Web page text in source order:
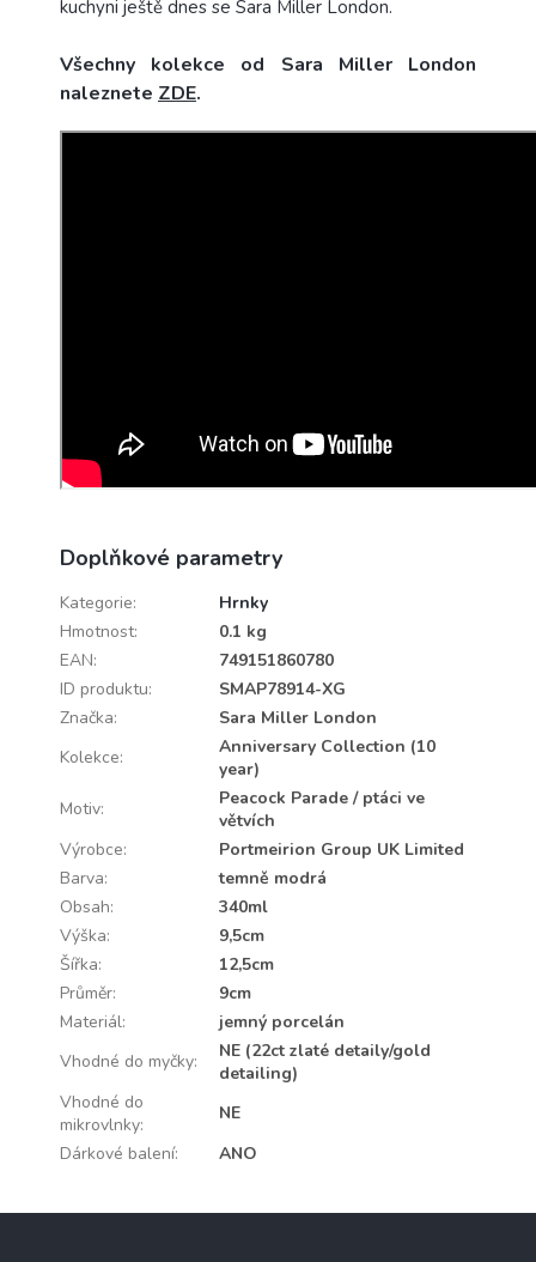
kuchyni ještě dnes se Sara Miller London.
Všechny kolekce od Sara Miller London
naleznete ZDE.
Doplňkové parametry
Kategorie:
Hrnky
Hmotnost:
0.1 kg
EAN:
749151860780
ID produktu:
SMAP78914-XG
Značka:
Sara Miller London
Kolekce:
Anniversary Collection (10
year)
Motiv:
Peacock Parade / ptáci ve
větvích
Výrobce:
Portmeirion Group UK Limited
Barva:
temně modrá
Obsah:
340ml
Výška:
9,5cm
Šířka:
12,5cm
Průměr:
9cm
Materiál:
jemný porcelán
Vhodné do myčky:
NE (22ct zlaté detaily/gold
detailing)
Vhodné do
mikrovlnky:
NE
Dárkové balení: ANO
Z